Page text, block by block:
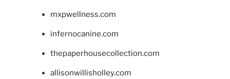
mxpwellness.com
infernocanine.com
thepaperhousecollection.com
allisonwillisholley.com